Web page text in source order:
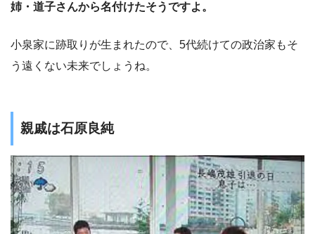
姉・道子さんから名付けたそうですよ。
小泉家に跡取りが生まれたので、5代続けての政治家もそ
う遠くない未来でしょうね。
親戚は石原良純